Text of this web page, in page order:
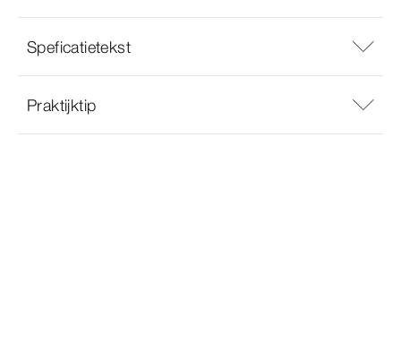
Speficatietekst
Praktijktip